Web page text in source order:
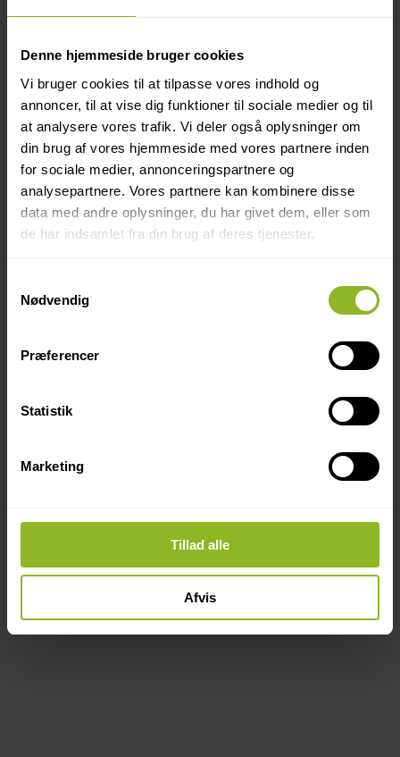
Denne hjemmeside bruger cookies
Vi bruger cookies til at tilpasse vores indhold og
annoncer, til at vise dig funktioner til sociale medier og til
at analysere vores trafik. Vi deler også oplysninger om
din brug af vores hjemmeside med vores partnere inden
for sociale medier, annonceringspartnere og
analysepartnere. Vores partnere kan kombinere disse
data med andre oplysninger, du har givet dem, eller som
de har indsamlet fra din brug af deres tjenester.
Nødvendig
Præferencer
Statistik
Marketing
Tillad alle
Afvis